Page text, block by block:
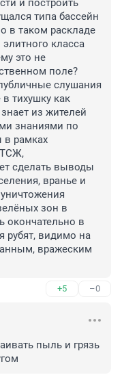
и построить
типа бассейн
в таком раскладе
класса
это не
поле?
слушания
тихушку как
из жителей
знаниями по
в рамках
сделать выводы
вранье и
зон в
окончательно в
рубят, видимо на
вражеским
+5 –0
пыль и грязь